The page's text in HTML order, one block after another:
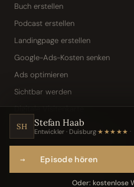
Buch erstellen
Podcast erstellen
Landingpage erstellen
Google-Ads-Kosten senken
Ads optimieren
Sichtbar werden
Digitale Visitenkarte
KI-Assistent (Toni · Jarvis)
Webseite per Sprache
SH Stefan Haab
Entwickler · Duisburg·★★★★★
→ Episode hören
Oder: kostenlose